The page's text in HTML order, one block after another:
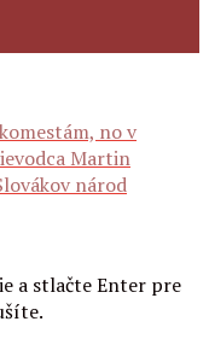
no v
Martin
národ
a stlačte Enter pre